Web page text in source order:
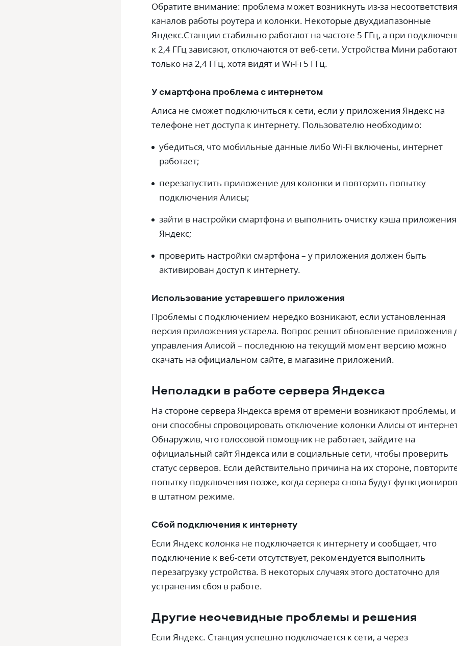
Обратите внимание: проблема может возникнуть из-за несоответствия
каналов работы роутера и колонки. Некоторые двухдиапазонные
Яндекс.Станции стабильно работают на частоте 5 ГГц, а при
к 2,4 ГГц зависают, отключаются от веб-сети. Устройства Мини работают
только на 2,4 ГГц, хотя видят и Wi-Fi 5 ГГц.
У смартфона проблема с интернетом
Алиса не сможет подключиться к сети, если у приложения Яндекс на
телефоне нет доступа к интернету. Пользователю необходимо:
убедиться, что мобильные данные либо Wi-Fi включены, интернет
работает;
перезапустить приложение для колонки и повторить попытку
подключения Алисы;
зайти в настройки смартфона и выполнить очистку кэша приложения
Яндекс;
проверить настройки смартфона – у приложения должен быть
активирован доступ к интернету.
Использование устаревшего приложения
Проблемы с подключением нередко возникают, если установленная
версия приложения устарела. Вопрос решит обновление приложения
управления Алисой – последнюю на текущий момент версию можно
скачать на официальном сайте, в магазине приложений.
Неполадки в работе сервера Яндекса
На стороне сервера Яндекса время от времени возникают проблемы, и
они способны спровоцировать отключение колонки Алисы от
Обнаружив, что голосовой помощник не работает, зайдите на
официальный сайт Яндекса или в социальные сети, чтобы проверить
статус серверов. Если действительно причина на их стороне,
попытку подключения позже, когда сервера снова будут
в штатном режиме.
Сбой подключения к интернету
Если Яндекс колонка не подключается к интернету и сообщает, что
подключение к веб-сети отсутствует, рекомендуется выполнить
перезагрузку устройства. В некоторых случаях этого достаточно для
устранения сбоя в работе.
Другие неочевидные проблемы и решения
Если Яндекс. Станция успешно подключается к сети, а через